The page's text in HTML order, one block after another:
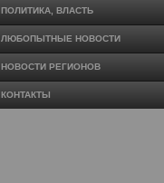
ПОЛИТИКА, ВЛАСТЬ
ЛЮБОПЫТНЫЕ НОВОСТИ
НОВОСТИ РЕГИОНОВ
КОНТАКТЫ